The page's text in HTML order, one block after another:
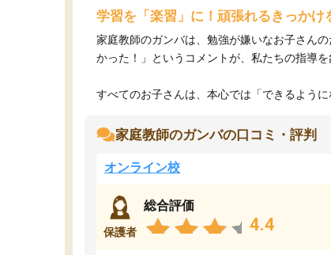
学習を「楽習」に！頑張れるきっか
家庭教師のガンバは、勉強が嫌いなお子さん
かった！」というコメントが、私たちの指導を
すべてのお子さんは、本心では「できるよう
家庭教師のガンバの口コミ・評判
オンライン校
保護者
総合評価
4.4